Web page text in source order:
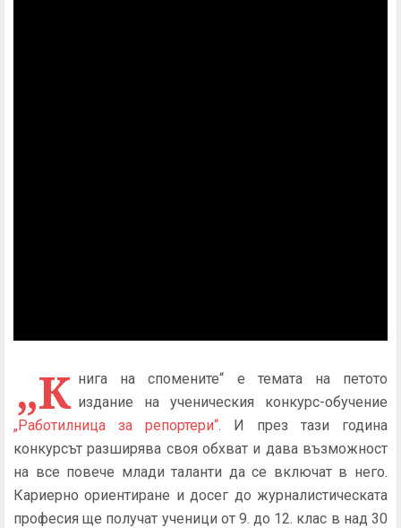
„К нига на спомените“ е темата на петото
издание на ученическия конкурс-обучение
„Работилница за репортери“. И през тази година
конкурсът разширява своя обхват и дава възможност
на все повече млади таланти да се включат в него.
Кариерно ориентиране и досег до журналистическата
професия ще получат ученици от 9. до 12. клас в над 30